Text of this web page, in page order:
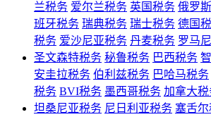
兰税务 爱尔兰税务 英国税务 俄罗
班牙税务 瑞典税务 瑞士税务 德国
税务 爱沙尼亚税务 丹麦税务 罗马
圣文森特税务 秘鲁税务 巴西税务
安圭拉税务 伯利兹税务 巴哈马税务
税务 BVI税务 墨西哥税务 加拿大税
坦桑尼亚税务 尼日利亚税务 塞舌